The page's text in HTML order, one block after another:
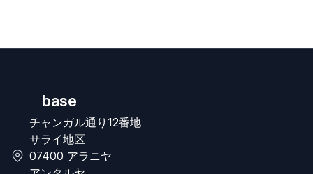
base
チャンガル通り12番地
サライ地区
07400 アラニヤ